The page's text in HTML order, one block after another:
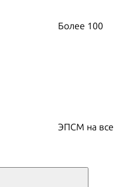
Более 100
ЭПСМ на все